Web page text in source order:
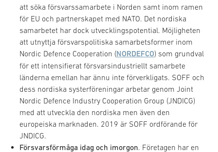
att söka försvarssamarbete i Norden samt inom ramen
för EU och partnerskapet med NATO. Det nordiska
samarbetet har dock utvecklingspotential. Möjligheten
att utnyttja försvarspolitiska samarbetsformer inom
Nordic Defence Cooperation (NORDEFCO) som grundval
för ett intensifierat försvarsindustriellt samarbete
länderna emellan har ännu inte förverkligats. SOFF och
dess nordiska systerföreningar arbetar genom Joint
Nordic Defence Industry Cooperation Group (JNDICG)
med att utveckla den nordiska men även den
europeiska marknaden. 2019 är SOFF ordförande för
JNDICG.
Försvarsförmåga idag och imorgon. Företagen har en